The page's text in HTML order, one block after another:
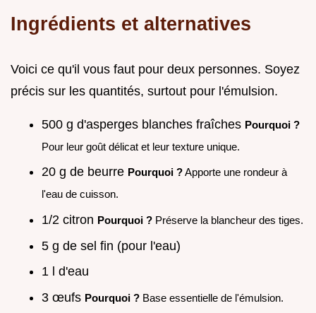
Ingrédients et alternatives
Voici ce qu'il vous faut pour deux personnes. Soyez
précis sur les quantités, surtout pour l'émulsion.
500 g d'asperges blanches fraîches Pourquoi ?
Pour leur goût délicat et leur texture unique.
20 g de beurre Pourquoi ?Apporte une rondeur à
l'eau de cuisson.
1/2 citron Pourquoi ? Préserve la blancheur des tiges.
5 g de sel fin (pour l'eau)
1 l d'eau
3 œufs Pourquoi ? Base essentielle de l'émulsion.